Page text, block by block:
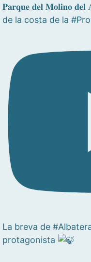
𝐏𝐚𝐫𝐪𝐮𝐞 𝐝𝐞𝐥 𝐌𝐨𝐥𝐢𝐧𝐨
de la costa de la
La breva de
protagonista